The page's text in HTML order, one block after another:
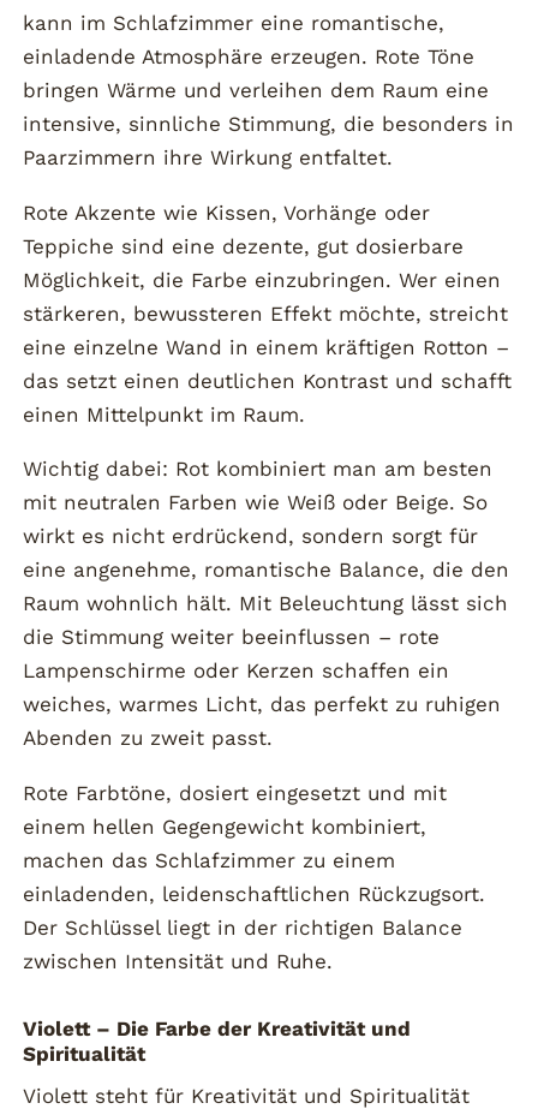
kann im Schlafzimmer eine romantische,
einladende Atmosphäre erzeugen. Rote Töne
bringen Wärme und verleihen dem Raum eine
intensive, sinnliche Stimmung, die besonders in
Paarzimmern ihre Wirkung entfaltet.
Rote Akzente wie Kissen, Vorhänge oder
Teppiche sind eine dezente, gut dosierbare
Möglichkeit, die Farbe einzubringen. Wer einen
stärkeren, bewussteren Effekt möchte, streicht
eine einzelne Wand in einem kräftigen Rotton –
das setzt einen deutlichen Kontrast und schafft
einen Mittelpunkt im Raum.
Wichtig dabei: Rot kombiniert man am besten
mit neutralen Farben wie Weiß oder Beige. So
wirkt es nicht erdrückend, sondern sorgt für
eine angenehme, romantische Balance, die den
Raum wohnlich hält. Mit Beleuchtung lässt sich
die Stimmung weiter beeinflussen – rote
Lampenschirme oder Kerzen schaffen ein
weiches, warmes Licht, das perfekt zu ruhigen
Abenden zu zweit passt.
Rote Farbtöne, dosiert eingesetzt und mit
einem hellen Gegengewicht kombiniert,
machen das Schlafzimmer zu einem
einladenden, leidenschaftlichen Rückzugsort.
Der Schlüssel liegt in der richtigen Balance
zwischen Intensität und Ruhe.
Violett – Die Farbe der Kreativität und
Spiritualität
Violett steht für Kreativität und Spiritualität